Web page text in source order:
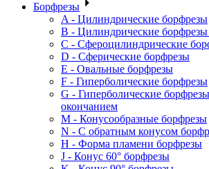
Борфрезы
A - Цилиндрические борфрезы
B - Цилиндрические
C - Сфероцилиндрические
D - Сферические борфрезы
E - Овальные борфрезы
F - Гиперболические борфрезы
G - Гиперболические
окончанием
M - Конусообразные борфрезы
N - С обратным конусом
H - Форма пламени борфрезы
J - Конус 60° борфрезы